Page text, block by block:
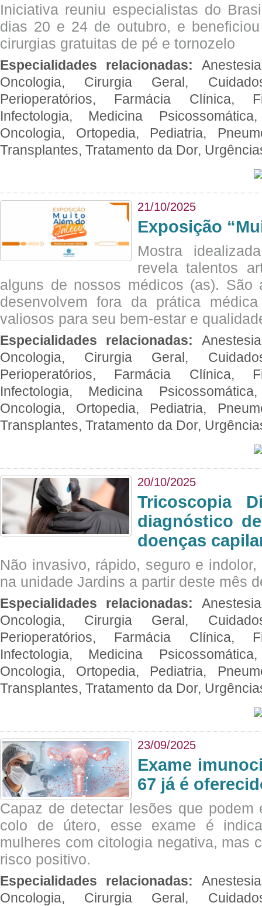
Iniciativa reuniu especialistas do
dias 20 e 24 de outubro, e
cirurgias gratuitas de pé e tornozelo
Especialidades relacionadas:
Oncologia, Cirurgia Geral,
Perioperatórios, Farmácia Clínica,
Infectologia, Medicina
Oncologia, Ortopedia, Pediatria,
Transplantes, Tratamento da Dor,
21/10/2025
Exposição
Mostra
revela talentos
alguns de nossos médicos (as). São
desenvolvem fora da prática
valiosos para seu bem-estar e
Especialidades relacionadas:
Oncologia, Cirurgia Geral,
Perioperatórios, Farmácia Clínica,
Infectologia, Medicina
Oncologia, Ortopedia, Pediatria,
Transplantes, Tratamento da Dor,
20/10/2025
Tricoscopia
diagnóstico
doenças
Não invasivo, rápido, seguro e
na unidade Jardins a partir deste mês
Especialidades relacionadas:
Oncologia, Cirurgia Geral,
Perioperatórios, Farmácia Clínica,
Infectologia, Medicina
Oncologia, Ortopedia, Pediatria,
Transplantes, Tratamento da Dor,
23/09/2025
Exame
67 já é
Capaz de detectar lesões que
colo de útero, esse exame é
mulheres com citologia negativa, mas
risco positivo.
Especialidades relacionadas:
Oncologia, Cirurgia Geral,